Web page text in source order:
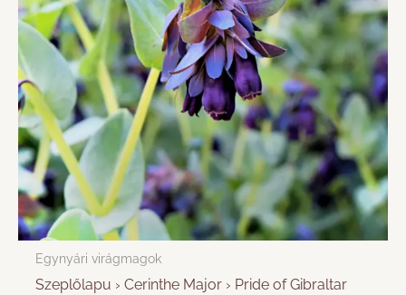
Egynyári virágmagok
Szeplőlapu › Cerinthe Major › Pride of Gibraltar